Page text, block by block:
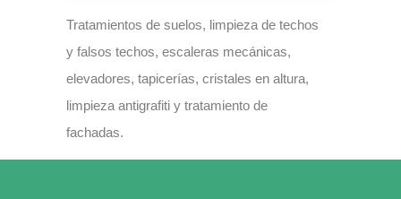
Tratamientos de suelos, limpieza de techos
y falsos techos, escaleras mecánicas,
elevadores, tapicerías, cristales en altura,
limpieza antigrafiti y tratamiento de
fachadas.